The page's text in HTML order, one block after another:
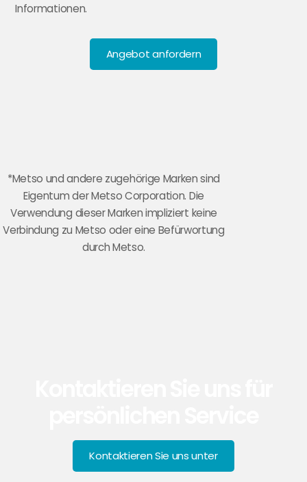
Informationen.
Angebot anfordern
*Metso und andere zugehörige Marken sind
Eigentum der Metso Corporation. Die
Verwendung dieser Marken impliziert keine
Verbindung zu Metso oder eine Befürwortung
durch Metso.
Kontaktieren Sie uns unter